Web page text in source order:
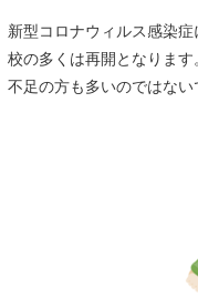
新型コロナウィルス感染
校の多くは再開となりま
不足の方も多いのではな